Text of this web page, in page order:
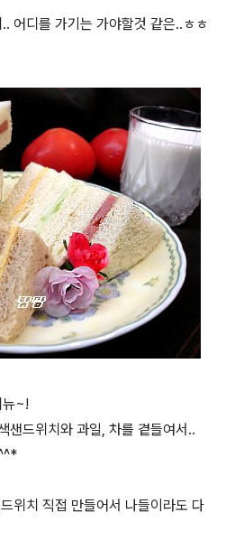
어디를 가기는 가야할것 같은..ㅎㅎ
뉴~!
샌드위치와 과일, 차를 곁들여서..
위치 직접 만들어서 나들이라도 다